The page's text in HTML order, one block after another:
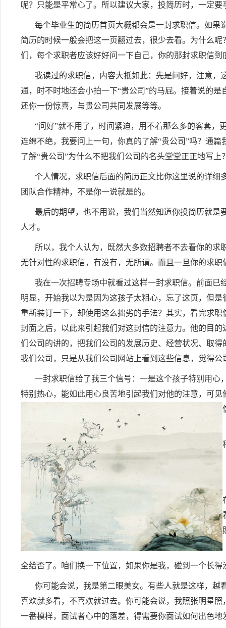
呢？只能是平常心了。所以建议大家，投简历时，一定
每个毕业生的简历首页大概都会是一封求职信。如
简历的时候一般会把这一页翻过去，很少去看。为什么
们，每个求职者应该好好问一下自己，你的那封求职信到
我读过的求职信，内容大抵如此：先是问好，注意，
通，时不时地还会小拍一下“贵公司”的马屁。接着说的
还你一份惊喜，与贵公司共同发展等等。
“问好”就不用了，时间紧迫，用不着那么多的客套
连绵不绝，我要问上一句，你真的了解“贵公司”吗？通
了解“贵公司”为什么不把我们公司的名头堂堂正正地写
个人情况，求职信后面的简历正文比你这里说的详
团队合作精神，不是你一说就是的。
最后的期望，也不用说，我们当然知道你投简历就
人才。
所以，我个人认为，既然大多数招聘者不去看你的
无针对性的求职信，有没有，无所谓。而且一旦你的求
我在一次招聘专场中就看过这样一封求职信。前面
明显，开始我以为是因为这孩子太粗心，忘了这页，但
重新装订一下，却使用这么拙劣的手法？其实，看完求
封面之后，以此来引起我们对这封信的注意力。他的目
们公司的讲的，把我们公司的发展历史、经营状况、取
我们公司，只是从我们公司网站上看到这些信息，觉得公
一封求职信给了我三个信号：一是这个孩子特别用
特别热心，能如此用心良苦地引起我们对他的注意，可
全给否了。咱们换一下位置，如果你是我，碰到一个长
你可能会说，我是第二眼美女。有些人就是这样，
喜欢就多看，不喜欢就过去。你可能会说，我照张明星
一番模样，面试者心中的落差，得需要你面试如何出色地